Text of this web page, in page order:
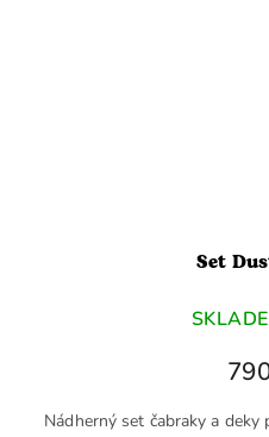
Set
Nádherný set čabraky a